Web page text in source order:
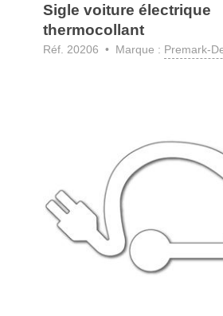
Sigle voiture électrique
thermocollant
Réf. 20206 • Marque : Premark-